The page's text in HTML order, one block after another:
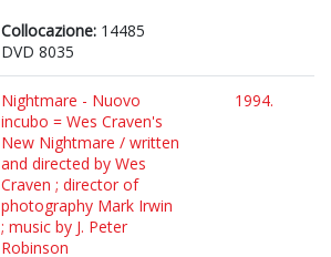
Collocazione: 14485
DVD 8035
Nightmare - Nuovo
incubo = Wes Craven's
New Nightmare / written
and directed by Wes
Craven ; director of
photography Mark Irwin
; music by J. Peter
Robinson
1994.